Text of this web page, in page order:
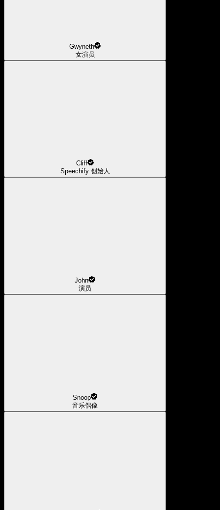
Gwyneth
女演员
Cliff
Speechify 创始人
John
演员
Snoop
音乐偶像